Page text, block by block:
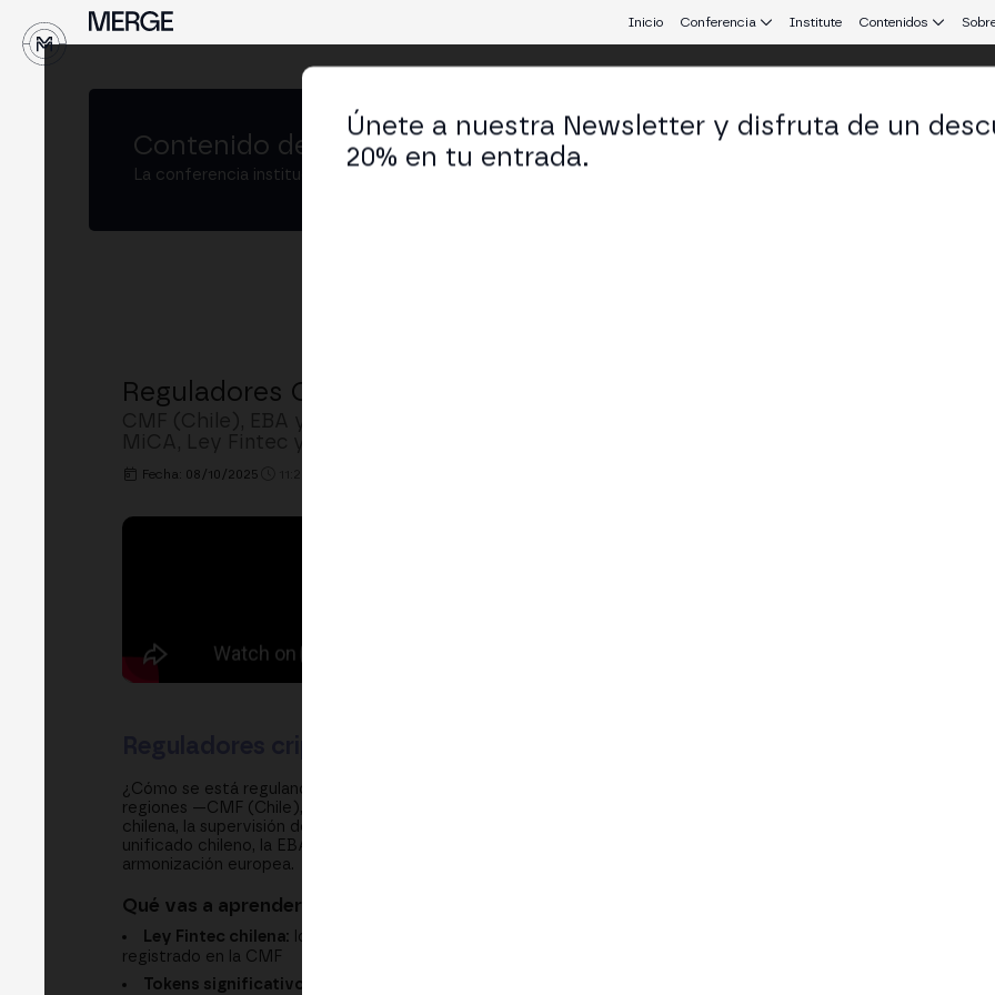
Inicio Conferencia Institute Contenidos
Contenido de MERGE Madrid 25
La conferencia institucional de cripto y Web3 que conecta Europa y Latinoamérica.
Reguladores Cripto: CMF, EBA y CNMV Aplican MiCA y la Ley Fintec
Fecha: 08/10/2025
¿Cómo se está regulando realmente el mundo cripto en distintas jurisdicciones? En este panel de MERGE
regiones —CMF (Chile), EBA y CNMV (España)— comparten desafíos comunes y diferentes enfoques sobre
chilena, la supervisión de stablecoins y el equilibrio entre regulación e innovación. Participan, entre otros, la CMF
unificado chileno, la EBA como futuro supervisor de tokens significativos en Europa y la CNMV como referencia
armonización europea.
Qué vas a aprender
Ley Fintec chilena: los siete servicios financieros innovadores regulados desde febrero y por qué más de 400
registrado en la CMF
Tokens significativos bajo MiCA:
Únete a nuestra Newsletter y disfruta de un
20% en tu entrada.